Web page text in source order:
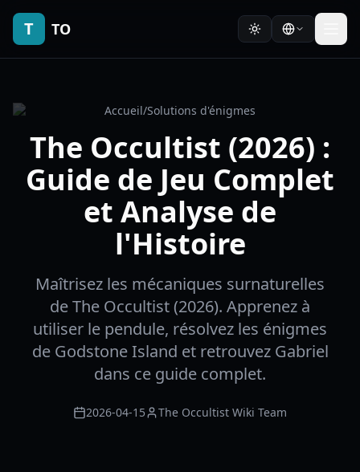
T TO
Accueil/Solutions d'énigmes
The Occultist (2026) :
Guide de Jeu Complet
et Analyse de
l'Histoire
Maîtrisez les mécaniques surnaturelles
de The Occultist (2026). Apprenez à
utiliser le pendule, résolvez les énigmes
de Godstone Island et retrouvez Gabriel
dans ce guide complet.
2026-04-15 The Occultist Wiki Team